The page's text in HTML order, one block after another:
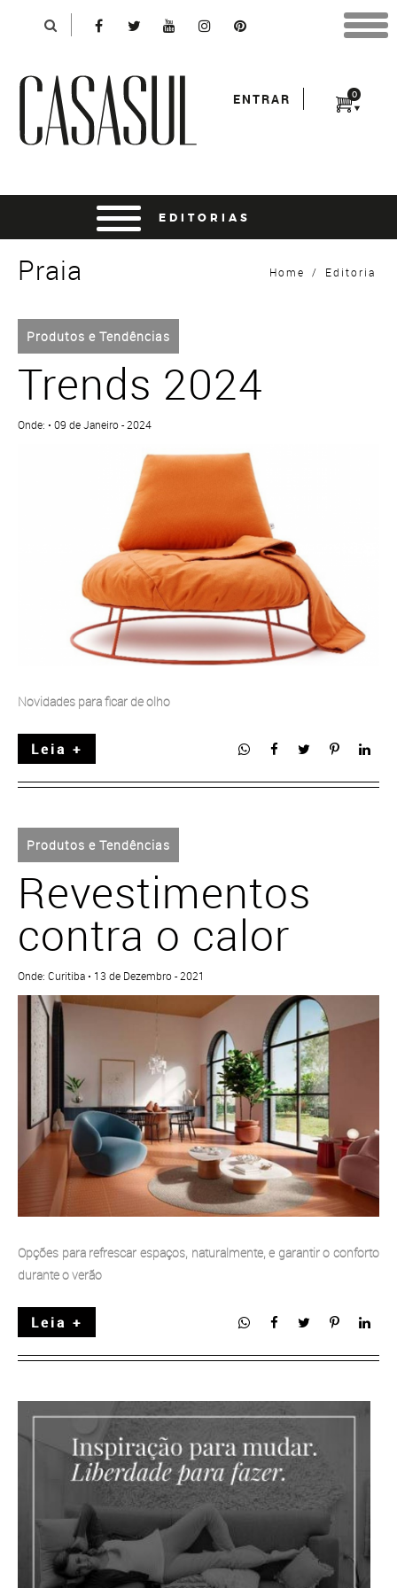
0
ENTRAR
Home / Editoria
Praia
Produtos e Tendências
Trends 2024
Onde: • 09 de Janeiro - 2024
Novidades para ficar de olho
Leia +
Produtos e Tendências
Revestimentos
contra o calor
Onde: Curitiba • 13 de Dezembro - 2021
Opções para refrescar espaços, naturalmente, e garantir o conforto
durante o verão
Leia +
*Para finalizar sua compra informe seu e-mail:
*Senha:
entrar usando o facebook